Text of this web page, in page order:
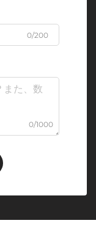
0/200
0/1000